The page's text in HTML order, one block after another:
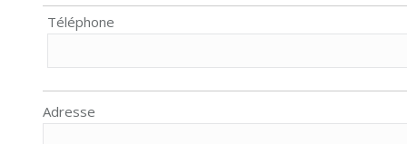
Téléphone
Adresse